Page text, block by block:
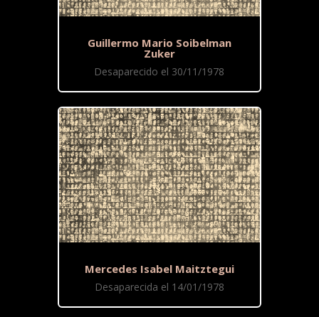
Guillermo Mario Soibelman
Zuker
Desaparecido el 30/11/1978
Mercedes Isabel Maitztegui
Desaparecida el 14/01/1978